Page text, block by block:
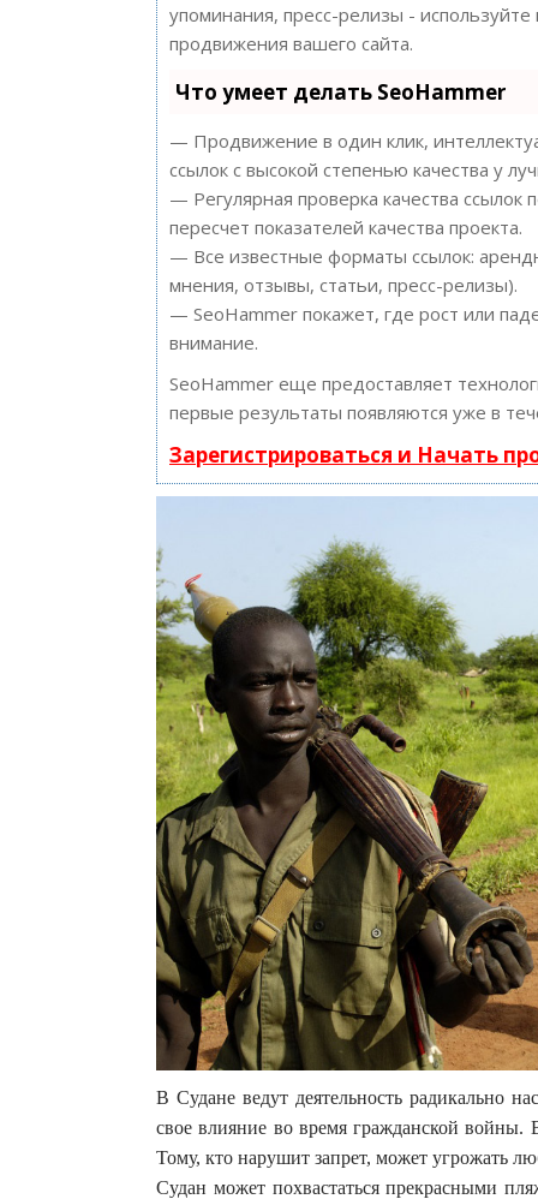
упоминания, пресс-релизы -
продвижения вашего сайта.
Что умеет делать SeoHammer
— Продвижение в один клик,
ссылок с высокой степенью качества у
— Регулярная проверка качества
пересчет показателей качества проекта.
— Все известные форматы ссылок:
мнения, отзывы, статьи, пресс-релизы).
— SeoHammer покажет, где рост или
внимание.
SeoHammer еще предоставляет
первые результаты появляются уже в
Зарегистрироваться и Начать
В Судане ведут деятельность радикально
свое влияние во время гражданской войны.
Тому, кто нарушит запрет, может угрожать
Судан может похвастаться прекрасными